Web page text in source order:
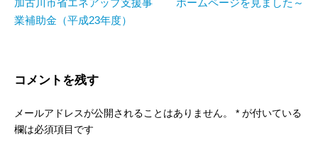
P
s
n
業補助金（平成23年度）
コメントを残す
メールアドレスが公開されることはありません。 * が付いている
欄は必須項目です